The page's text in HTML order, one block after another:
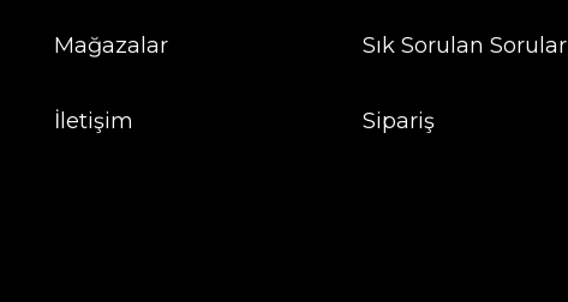
Mağazalar
İletişim
Sık Sorulan Sorular
Sipariş